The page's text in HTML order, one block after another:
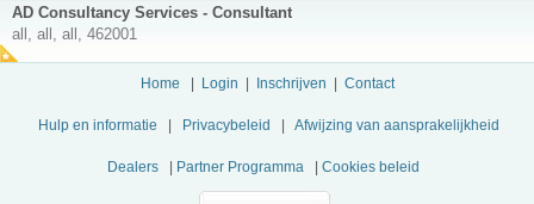
AD Consultancy Services - Consultant
all, all, all, 462001
Home Login Inschrijven Contact
Hulp en informatie Privacybeleid Afwijzing van aansprakelijkheid
Dealers Partner Programma Cookies beleid